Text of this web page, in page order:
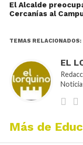
El Alcalde
Cercanías al
TEMAS RELACIONADOS:
EL
Más de